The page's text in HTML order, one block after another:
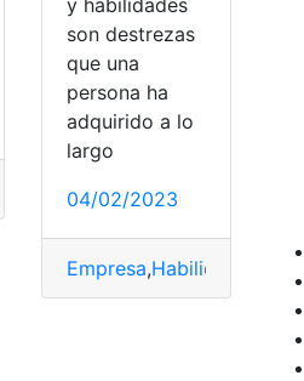
Puestos, Servicio,Vacantes
y habilidades
son destrezas
que una
persona ha
adquirido a lo
largo
04/02/2023
Empresa,Habilidades